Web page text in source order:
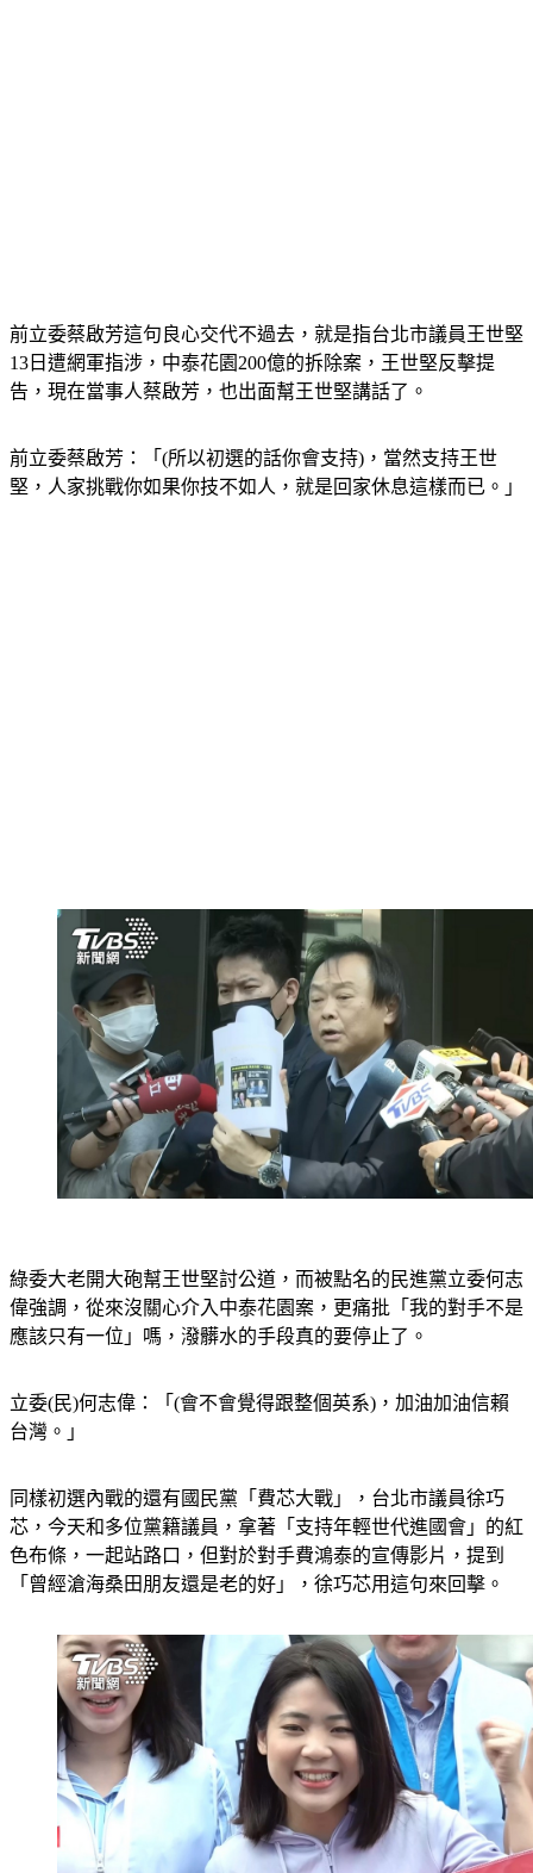
前立委蔡啟芳這句良心交代不過去，就是指台北市議員王世堅
13日遭網軍指涉，中泰花園200億的拆除案，王世堅反擊提
前立委蔡啟芳：「(所以初選的話你會支持)，當然支持王世
綠委大老開大砲幫王世堅討公道，而被點名的民進黨立委何志
偉強調，從來沒關心介入中泰花園案，更痛批「我的對手不是
立委(民)何志偉：「(會不會覺得跟整個英系)，加油加油信賴
同樣初選內戰的還有國民黨「費芯大戰」，台北市議員徐巧
芯，今天和多位黨籍議員，拿著「支持年輕世代進國會」的紅
色布條，一起站路口，但對於對手費鴻泰的宣傳影片，提到